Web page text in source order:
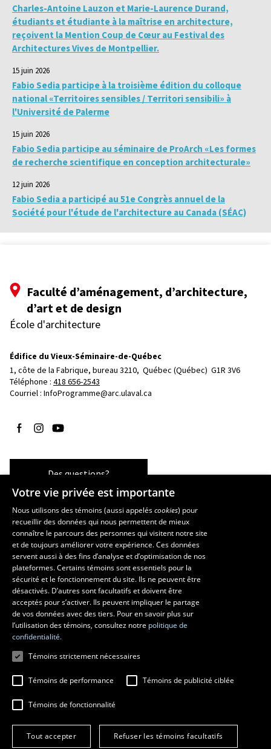
Charles-Antoine Lauzon et Marie-Laurence Durand,
étudiants et étudiante à la maîtrise en architecture,
reçoivent la Mention Coup de Cœur au Festival des
Architectures Vives de Montpellier.
15 juin 2026
Fabio Sedia participe à la troisième édition du colloque
national «Territoires sensibles / Territori sensibili» à
l'Université de Palerme
15 juin 2026
Fabio Sedia participe au séminaire de ProArch «Les formes
de recherche scientifique en conception architecturale»
12 juin 2026
Fabio Sedia a participé au 51e Congrès annuel de la
Société pour l'étude de l'architecture au Canada (SÉAC)
Faculté d’aménagement, d’architecture,
d’art et de design
École d'architecture
Édifice du Vieux-Séminaire-de-Québec
1, côte de la Fabrique, bureau 3210, Québec (Québec)  G1R 3V6
Téléphone : 418 656-2543
Courriel : InfoProgramme@arc.ulaval.ca
Suivez-nous sur Facebook
Suivez-nous sur Instagram
Suivez-nous sur YouTube
Des questions?
Les écoles et la recherche
École d’art
École supérieure d’aménagement du territoire et de développement
régional
École de design
Centre de recherche en aménagement et développement
© 2026 Université Laval
Tous droits réservés
Conditions générales d'utilisation
Votre vie privée est importante
Nous utilisons des témoins (aussi appeléscookies) pour
recueillir des données qui nous permettent de mieux
connaître le parcours des personnes qui visitent notre site
et de toujours améliorer votre expérience. Ces données
servent aussi à des fins d’analyse et d’optimisation de nos
plateformes. Certains témoins sont essentiels pour la
sécurité et le fonctionnement du site. Ils ne peuvent être
désactivés. D’autres sont facultatifs et doivent être
acceptés pour s’activer. Ils peuvent impliquer le partage
de vos données avec des tiers. Pour en savoir plus sur
l’utilisation des témoins, consultez notre politique de
confidentialité.
Témoins strictement nécessaires
Témoins de performance Témoins de publicité ciblée
Témoins de fonctionnalité
Tout accepter Refuser les témoins facultatifs